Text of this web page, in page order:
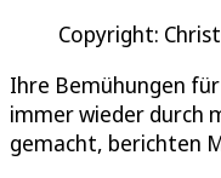
Copyright:
Ihre Bemühungen
immer wieder durch
gemacht, berichten